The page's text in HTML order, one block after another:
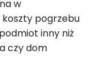
w
pogrzebu
inny niż
czy dom